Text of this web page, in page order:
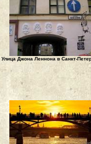
Улица Джона Леннона в Санкт-